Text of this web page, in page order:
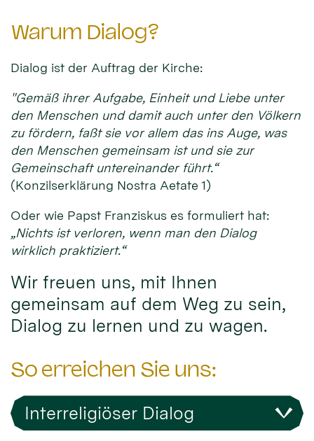
Warum Dialog?
Dialog ist der Auftrag der Kirche:
"Gemäß ihrer Aufgabe, Einheit und Liebe unter
den Menschen und damit auch unter den Völkern
zu fördern, faßt sie vor allem das ins Auge, was
den Menschen gemeinsam ist und sie zur
Gemeinschaft untereinander führt.“
(Konzilserklärung Nostra Aetate 1)
Oder wie Papst Franziskus es formuliert hat:
„Nichts ist verloren, wenn man den Dialog
wirklich praktiziert.“
Wir freuen uns, mit Ihnen
gemeinsam auf dem Weg zu sein,
Dialog zu lernen und zu wagen.
So erreichen Sie uns:
Interreligiöser Dialog